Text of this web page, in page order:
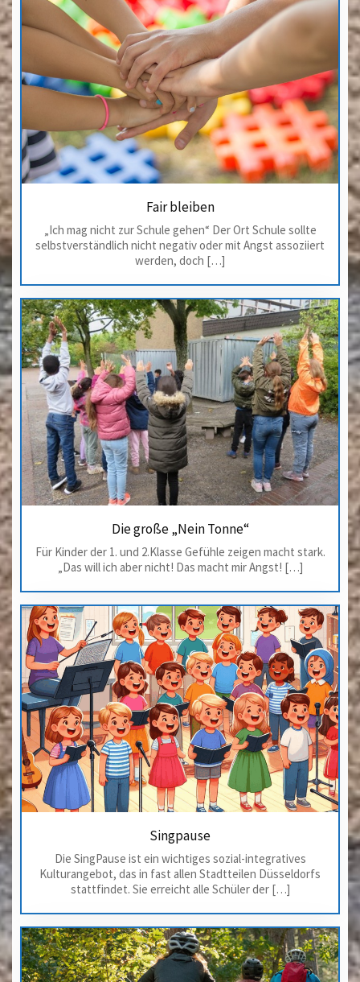
Fair bleiben
„Ich mag nicht zur Schule gehen“ Der Ort Schule sollte
selbstverständlich nicht negativ oder mit Angst assoziiert
werden, doch […]
Die große „Nein Tonne“
Für Kinder der 1. und 2.Klasse Gefühle zeigen macht stark.
„Das will ich aber nicht! Das macht mir Angst! […]
Singpause
Die SingPause ist ein wichtiges sozial-integratives
Kulturangebot, das in fast allen Stadtteilen Düsseldorfs
stattfindet. Sie erreicht alle Schüler der […]